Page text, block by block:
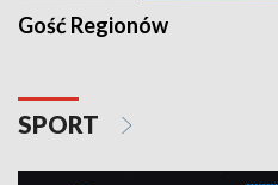
Gość Regionów
SPORT